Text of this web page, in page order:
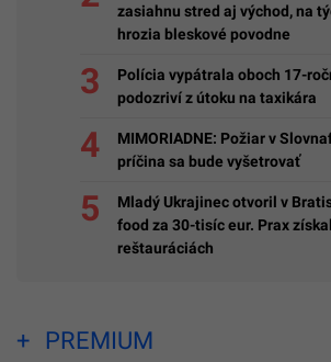
zasiahnu stred aj východ, na
hrozia bleskové povodne
Polícia vypátrala oboch 17-
podozriví z útoku na taxikára
MIMORIADNE: Požiar v
príčina sa bude vyšetrovať
Mladý Ukrajinec otvoril v
food za 30-tisíc eur. Prax
reštauráciách
PREMIUM